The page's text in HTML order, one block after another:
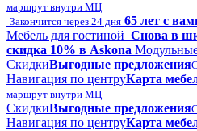
маршрут внутри МЦ
Закончится через 24 дня 65 лет с
Мебель для гостиной Снова в
скидка 10% в Askona Модульные
СкидкиВыгодные предложения
Навигация по центруКарта
маршрут внутри МЦ
СкидкиВыгодные предложения
Навигация по центруКарта